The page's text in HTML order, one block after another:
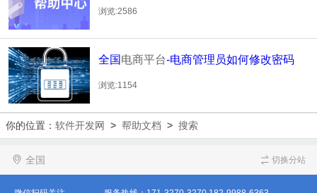
理
浏览:2586
全国电商平台-电商管理员如何修改密码
浏览:1154
你的位置：软件开发网 > 帮助文档 > 搜索
切换分站
全国